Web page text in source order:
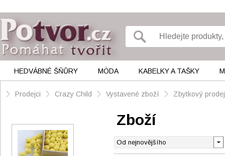
HEDVÁBNÉ ŠŇŮRY MÓDA KABELKY A TAŠKY
Prodejci Crazy Child Vystavené zboží Zbytkový prodej
Zboží